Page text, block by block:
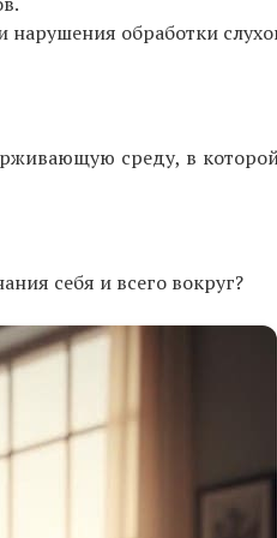
нарушения обработки
среду, в
себя и всего вокруг?